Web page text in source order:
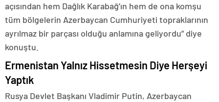
açısından hem Dağlık Karabağ’ın hem de ona komşu
tüm bölgelerin Azerbaycan Cumhuriyeti topraklarının
ayrılmaz bir parçası olduğu anlamına geliyordu” diye
konuştu.
Ermenistan Yalnız Hissetmesin Diye Herşeyi
Yaptık
Rusya Devlet Başkanı Vladimir Putin, Azerbaycan